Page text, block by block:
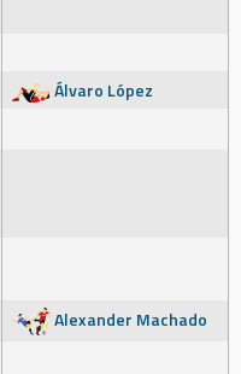
Álvaro López
Alexander Machado